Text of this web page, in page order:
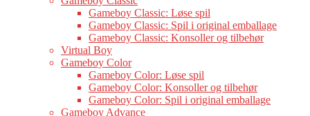
Gameboy Classic: Løse spil
Gameboy Classic: Spil i original emballage
Gameboy Classic: Konsoller og tilbehør
Virtual Boy
Gameboy Color
Gameboy Color: Løse spil
Gameboy Color: Konsoller og tilbehør
Gameboy Color: Spil i original emballage
Gameboy Advance